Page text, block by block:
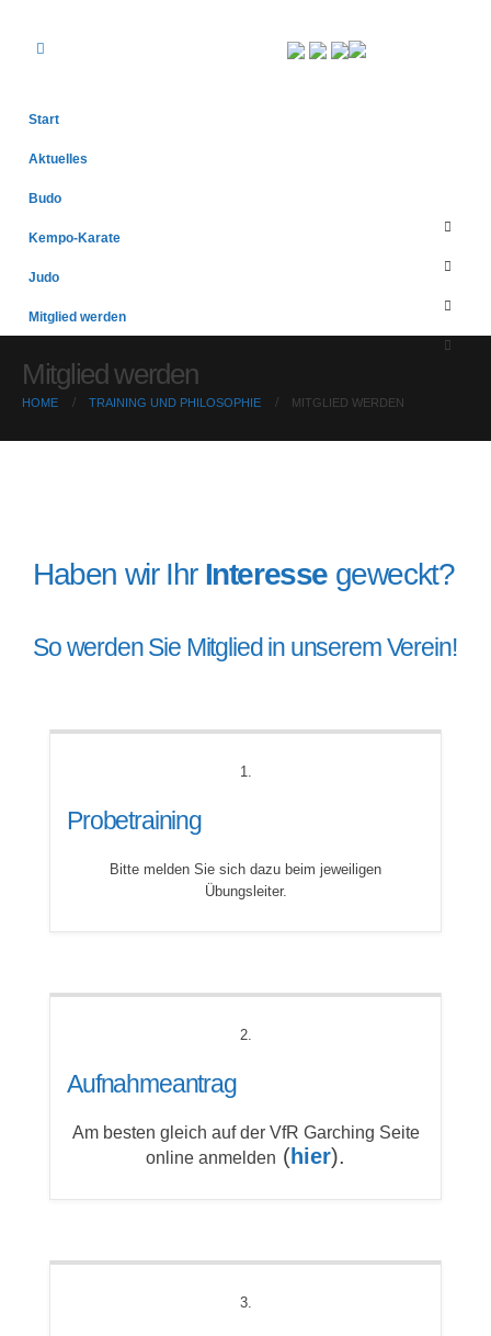
Start
Aktuelles
Budo
Kempo-Karate
Judo
Mitglied werden
Mitglied werden
HOME TRAINING UND PHILOSOPHIE MITGLIED WERDEN
Haben wir Ihr Interessegeweckt?
So werden Sie Mitglied in unserem Verein!
1.
Probetraining
Bitte melden Sie sich dazu beim jeweiligen
Übungsleiter.
2.
Aufnahmeantrag
Am besten gleich auf der VfR Garching Seite
online anmelden (hier).
3.